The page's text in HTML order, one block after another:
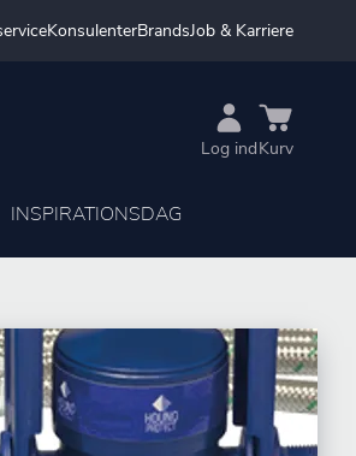
KonsulenterBrandsJob & Karriere
Log indKurv
INSPIRATIONSDAG